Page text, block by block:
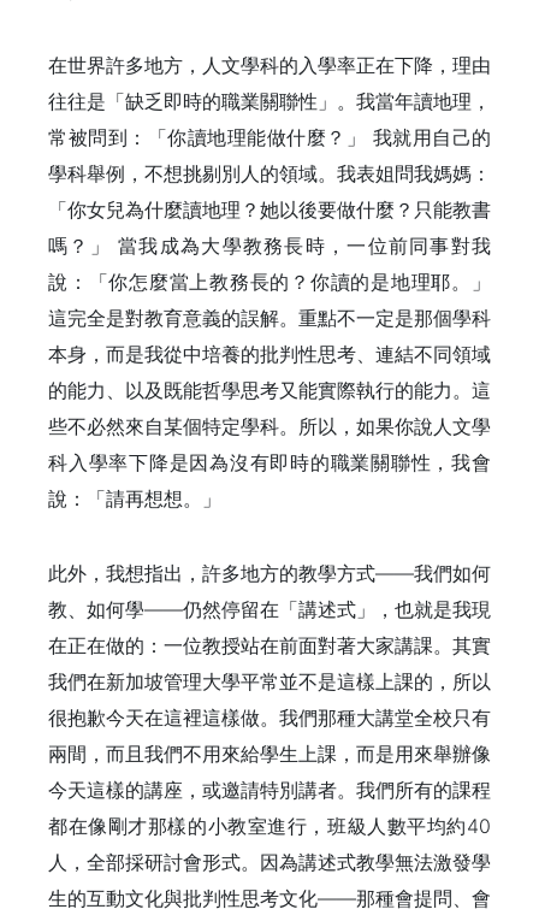
在世界許多地方，人文學科的入學率正在下降，理由
往往是「缺乏即時的職業關聯性」。我當年讀地理，
常被問到：「你讀地理能做什麼？」 我就用自己的
學科舉例，不想挑剔別人的領域。我表姐問我媽媽：
「你女兒為什麼讀地理？她以後要做什麼？只能教書
嗎？」 當我成為大學教務長時，一位前同事對我
說：「你怎麼當上教務長的？你讀的是地理耶。」
這完全是對教育意義的誤解。重點不一定是那個學科
本身，而是我從中培養的批判性思考、連結不同領域
的能力、以及既能哲學思考又能實際執行的能力。這
些不必然來自某個特定學科。所以，如果你說人文學
科入學率下降是因為沒有即時的職業關聯性，我會
說：「請再想想。」
此外，我想指出，許多地方的教學方式——我們如何
教、如何學——仍然停留在「講述式」，也就是我現
在正在做的：一位教授站在前面對著大家講課。其實
我們在新加坡管理大學平常並不是這樣上課的，所以
很抱歉今天在這裡這樣做。我們那種大講堂全校只有
兩間，而且我們不用來給學生上課，而是用來舉辦像
今天這樣的講座，或邀請特別講者。我們所有的課程
都在像剛才那樣的小教室進行，班級人數平均約40
人，全部採研討會形式。因為講述式教學無法激發學
生的互動文化與批判性思考文化——那種會提問、會